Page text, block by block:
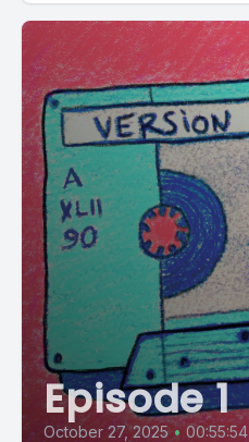
Episode 1
October 27, 2025 • 00:55:54